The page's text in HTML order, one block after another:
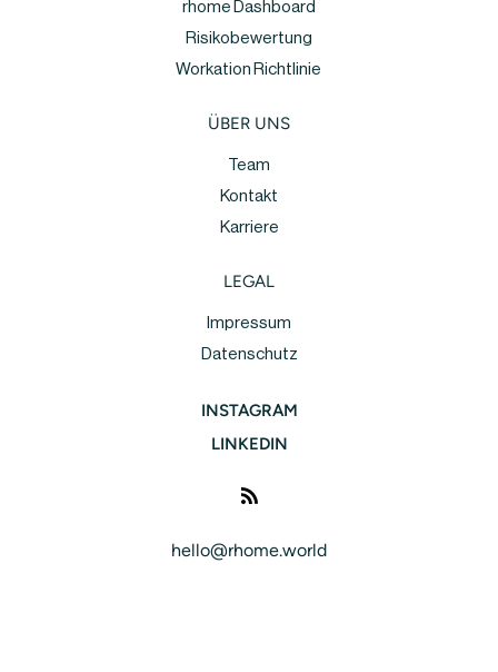
hello@rhome.world
rhome Dashboard
Risikobewertung
Workation Richtlinie
LEGAL
Impressum
Datenschutz
ÜBER UNS
Team
Karriere
Kontakt
INSTAGRAM
LINKEDIN